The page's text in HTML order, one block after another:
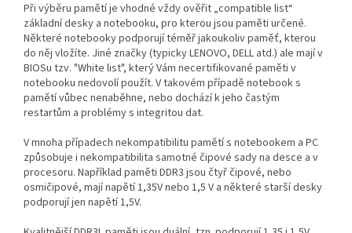
Při výběru pamětí je vhodné vždy ověřit „compatible list“
základní desky a notebooku, pro kterou jsou paměti určené.
Některé notebooky podporují téměř jakoukoliv paměť, kterou
do něj vložíte. Jiné značky (typicky LENOVO, DELL atd.) ale mají v
BIOSu tzv. "White list", který Vám necertifikované paměti v
notebooku nedovolí použít. V takovém případě notebook s
pamětí vůbec nenaběhne, nebo dochází k jeho častým
restartům a problémy s integritou dat.
V mnoha případech nekompatibilitu pamětí s notebookem a PC
způsobuje i nekompatibilita samotné čipové sady na desce a v
procesoru. Například paměti DDR3 jsou čtyř čipové, nebo
osmičipové, mají napětí 1,35V nebo 1,5 V a některé starší desky
podporují jen napětí 1,5V.